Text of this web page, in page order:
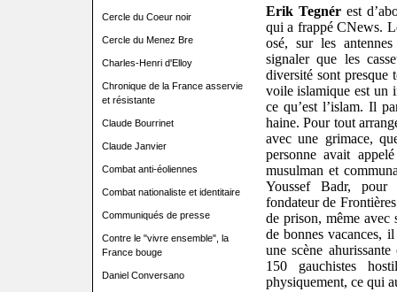
Cercle du Coeur noir
Cercle du Menez Bre
Charles-Henri d'Elloy
Chronique de la France asservie
et résistante
Claude Bourrinet
Claude Janvier
Combat anti-éoliennes
Combat nationaliste et identitaire
Communiqués de presse
Contre le "vivre ensemble", la
France bouge
Daniel Conversano
Erik Tegnérest
qui a frappé CNews.
osé, sur les
signaler que les
diversité sont presque
voile islamique est un
ce qu’est l’islam. Il
haine. Pour tout
avec une grimace,
personne avait
musulman et
Youssef Badr,
fondateur de
de prison, même avec
de bonnes vacances,
une scène
150 gauchistes
physiquement, ce qui